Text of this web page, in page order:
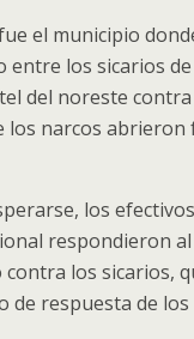
el municipio
los sicarios de
del noreste
los narcos
los
respondieron
los sicarios,
de respuesta de